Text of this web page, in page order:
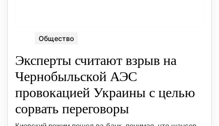
Общество
Эксперты считают взрыв на
Чернобыльской АЭС
провокацией Украины с целью
сорвать переговоры